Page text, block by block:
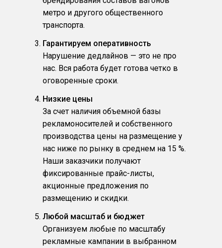
метро и другого общественного
транспорта.
Гарантируем оперативность
Нарушение дедлайнов — это не про
нас. Вся работа будет готова четко в
оговоренные сроки.
Низкие цены
За счет наличия объемной базы
рекламоносителей и собственного
производства цены на размещение у
нас ниже по рынку в среднем на 15 %.
Наши заказчики получают
фиксированные прайс-листы,
акционные предложения по
размещению и скидки.
Любой масштаб и бюджет
Организуем любые по масштабу
рекламные кампании в выбранном